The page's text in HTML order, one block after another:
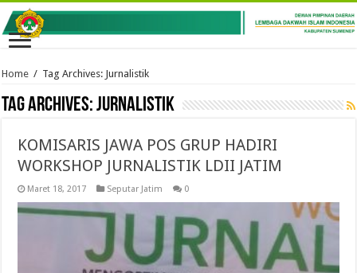
Home / Tag Archives: Jurnalistik
Tag Archives:Jurnalistik
KOMISARIS JAWA POS GRUP HADIRI
WORKSHOP JURNALISTIK LDII JATIM
Maret 18, 2017 Seputar Jatim 0